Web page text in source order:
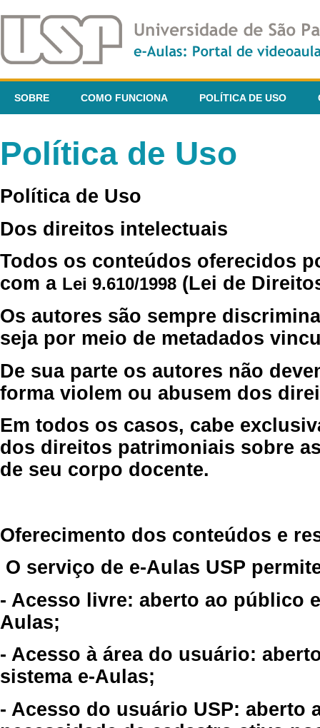
SOBRE COMO FUNCIONA POLÍTICA DE USO
Política de Uso
Política de Uso
Dos direitos intelectuais
Todos os conteúdos oferecidos
com a Lei 9.610/1998 (Lei de
Os autores são sempre
seja por meio de metadados
De sua parte os autores não
forma violem ou abusem dos
Em todos os casos, cabe
dos direitos patrimoniais sobre
de seu corpo docente.
Oferecimento dos conteúdos e
O serviço de e-Aulas USP
- Acesso livre: aberto ao público
Aulas;
- Acesso à área do usuário:
sistema e-Aulas;
- Acesso do usuário USP: aberto